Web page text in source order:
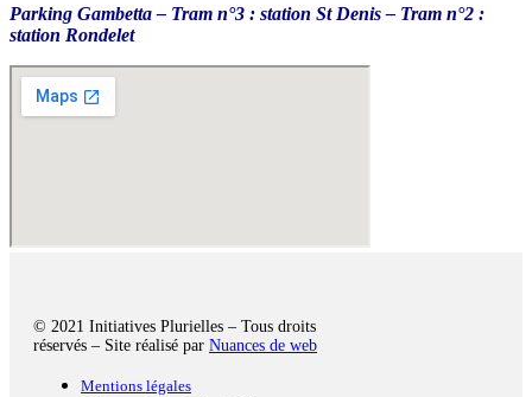
Parking Gambetta – Tram n°3 : station St Denis – Tram n°2 :
station Rondelet
© 2021 Initiatives Plurielles – Tous droits
réservés – Site réalisé par Nuances de web
Mentions légales